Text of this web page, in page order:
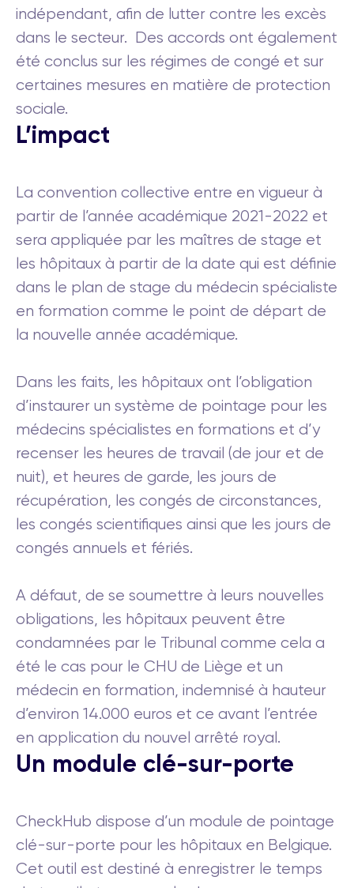
indépendant, afin de lutter contre les excès
dans le secteur. Des accords ont également
été conclus sur les régimes de congé et sur
certaines mesures en matière de protection
sociale.
L’impact
La convention collective entre en vigueur à
partir de l’année académique 2021-2022 et
sera appliquée par les maîtres de stage et
les hôpitaux à partir de la date qui est définie
dans le plan de stage du médecin spécialiste
en formation comme le point de départ de
la nouvelle année académique.
Dans les faits, les hôpitaux ont l’obligation
d’instaurer un système de pointage pour les
médecins spécialistes en formations et d’y
recenser les heures de travail (de jour et de
nuit), et heures de garde, les jours de
récupération, les congés de circonstances,
les congés scientifiques ainsi que les jours de
congés annuels et fériés.
A défaut, de se soumettre à leurs nouvelles
obligations, les hôpitaux peuvent être
condamnées par le Tribunal comme cela a
été le cas pour le CHU de Liège et un
médecin en formation, indemnisé à hauteur
d’environ 14.000 euros et ce avant l’entrée
en application du nouvel arrêté royal.
Un module clé-sur-porte
CheckHub dispose d’un module de pointage
clé-sur-porte pour les hôpitaux en Belgique.
Cet outil est destiné à enregistrer le temps